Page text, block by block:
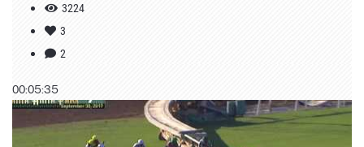
3224
3
2
00:05:35